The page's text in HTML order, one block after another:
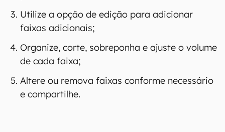
Utilize a opção de edição para adicionar
faixas adicionais;
Organize, corte, sobreponha e ajuste o volume
de cada faixa;
Altere ou remova faixas conforme necessário
e compartilhe.